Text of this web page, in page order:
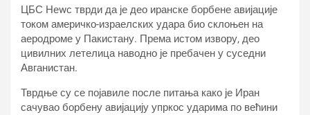
ЦБС Неwс тврди да је део иранске борбене авијације
током америчко-израелских удара био склоњен на
аеродроме у Пакистану. Према истом извору, део
цивилних летелица наводно је пребачен у суседни
Авганистан.
Тврдње су се појавиле после питања како је Иран
сачувао борбену авијацију упркос ударима по већини